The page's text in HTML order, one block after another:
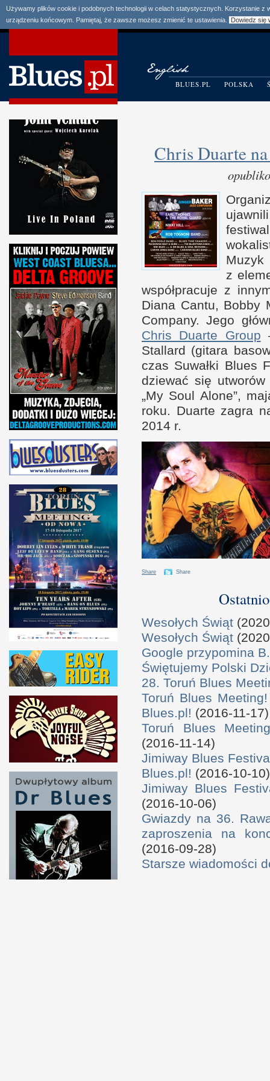
Używamy plików cookie i podobnych technologii w celach statystycznych. Korzystanie
urządzeniu końcowym. Pamiętaj, że zawsze możesz zmienić te ustawienia.
Dowiedz się
BLUES.PL POLSKA
Chris Duarte
z e
współ­pracuje z i
Diana Cantu, Bobby
Com­pany. Jego
Chris Duarte Group
Stal­lard (gitara
czas Suwałki Blues
dziewać się
„My Soul Alone”,
roku. Duarte zagra
2014 r.
Share Share
Wesołych Świąt
Wesołych Świąt
Google przypomina
Świętujemy Polski
28. Toruń Blues
Toruń Blues
Blues.pl! (2016-11-17)
Toruń Blues
(2016-11-14)
Jimiway Blues
Blues.pl! (2016-10-10)
Jimiway Blues
(2016-10-06)
Gwiazdy na 36.
zaproszenia na
(2016-09-28)
Starsze wiadomości